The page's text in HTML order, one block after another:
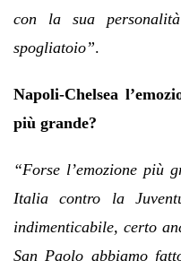
con la sua
spogliatoio”.
Napoli-Chelsea
più grande?
“Forse l’emozione più
Italia contro la
indimenticabile, certo
San Paolo abbiamo